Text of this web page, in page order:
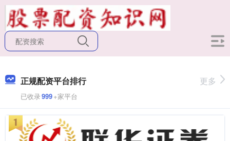
正规配资平台排行
已收录999+家平台
更多